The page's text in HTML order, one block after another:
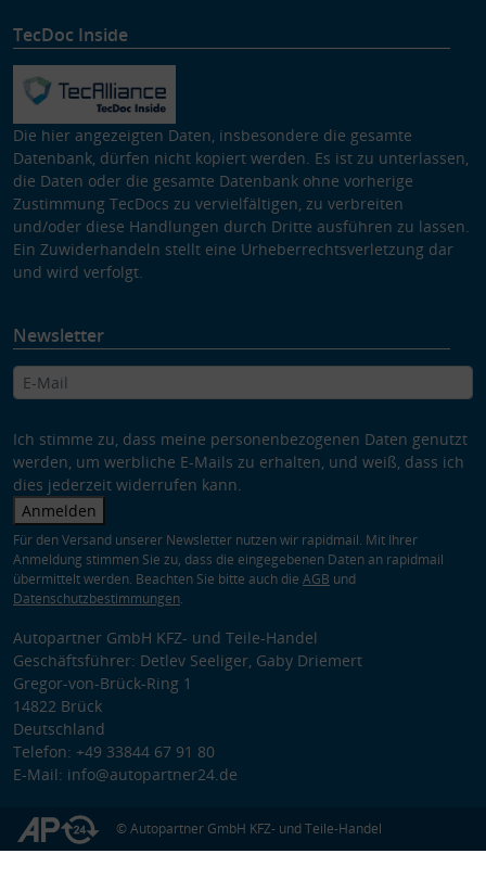
TecDoc Inside
Die hier angezeigten Daten, insbesondere die gesamte
Datenbank, dürfen nicht kopiert werden. Es ist zu unterlassen,
die Daten oder die gesamte Datenbank ohne vorherige
Zustimmung TecDocs zu vervielfältigen, zu verbreiten
und/oder diese Handlungen durch Dritte ausführen zu lassen.
Ein Zuwiderhandeln stellt eine Urheberrechtsverletzung dar
und wird verfolgt.
Newsletter
Ich stimme zu, dass meine personenbezogenen Daten genutzt
werden, um werbliche E-Mails zu erhalten, und weiß, dass ich
dies jederzeit widerrufen kann.
Anmelden
Für den Versand unserer Newsletter nutzen wir rapidmail. Mit Ihrer
Anmeldung stimmen Sie zu, dass die eingegebenen Daten an rapidmail
übermittelt werden. Beachten Sie bitte auch die AGB und
Datenschutzbestimmungen.
Autopartner GmbH KFZ- und Teile-Handel
Geschäftsführer: Detlev Seeliger, Gaby Driemert
Gregor-von-Brück-Ring 1
14822 Brück
Deutschland
Telefon: +49 33844 67 91 80
E-Mail: info@autopartner24.de
© Autopartner GmbH KFZ- und Teile-Handel